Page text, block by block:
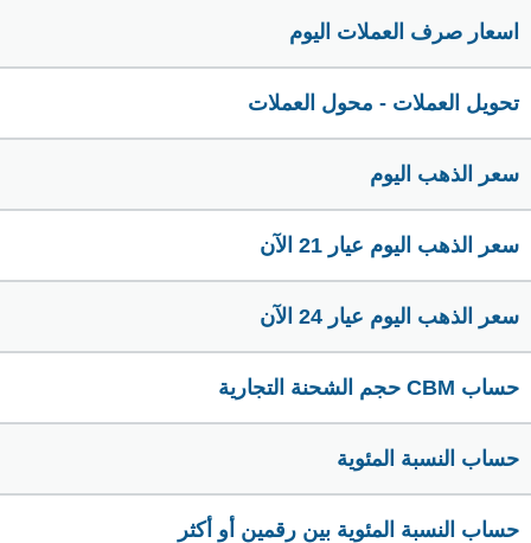
اسعار صرف العملات اليوم
تحويل العملات - محول العملات
سعر الذهب اليوم
سعر الذهب اليوم عيار 21 الآن
سعر الذهب اليوم عيار 24 الآن
حساب CBM حجم الشحنة التجارية
حساب النسبة المئوية
حساب النسبة المئوية بين رقمين أو أكثر